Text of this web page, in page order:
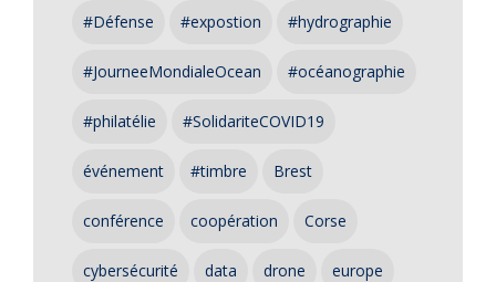
#Défense #expostion #hydrographie
#JourneeMondialeOcean #océanographie
#philatélie #SolidariteCOVID19
événement #timbre Brest
conférence coopération Corse
cybersécurité data drone europe